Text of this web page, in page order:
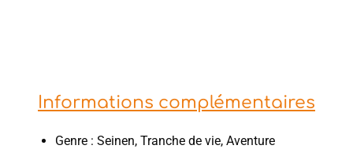
Informations complémentaires
Genre : Seinen, Tranche de vie, Aventure